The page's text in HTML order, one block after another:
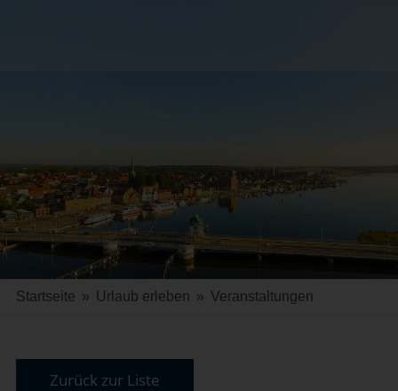
Startseite » Urlaub erleben » Veranstaltungen
Zurück zur Liste